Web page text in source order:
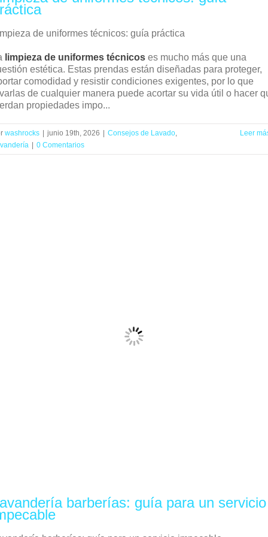
de uniformes técnicos: guía práctica
limpieza de uniformes técnicos es mucho más que una
estética. Estas prendas están diseñadas para proteger,
comodidad y resistir condiciones exigentes, por lo que
de cualquier manera puede acortar su vida útil o hacer
propiedades impo...
washrocks junio 19th, 2026 Consejos de Lavado,
0 Comentarios
Leer
barberías: guía para un servicio